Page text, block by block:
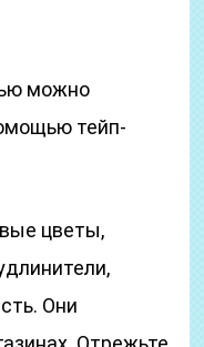
можно
тейп-
цветы,
Они